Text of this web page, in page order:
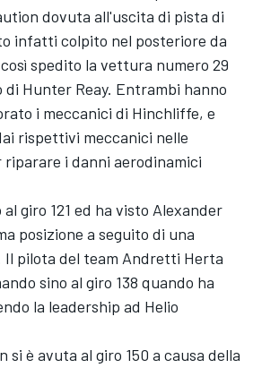
dovuta all'uscita di pista di
infatti colpito nel posteriore da
spedito la vettura numero 29
Hunter Reay. Entrambi hanno
i meccanici di Hinchliffe, e
rispettivi meccanici nelle
riparare i danni aerodinamici
giro 121 ed ha visto Alexander
posizione a seguito di una
pilota del team Andretti Herta
sino al giro 138 quando ha
la leadership ad Helio
è avuta al giro 150 a causa della